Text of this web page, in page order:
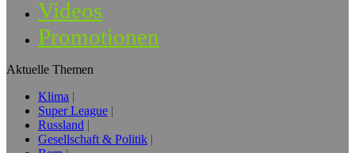
Videos
Promotionen
Aktuelle Themen
Klima
Super League
Russland
Gesellschaft & Politik